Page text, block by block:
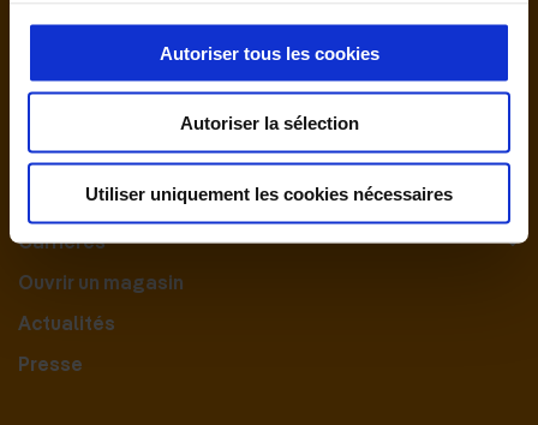
Autoriser tous les cookies
Autoriser la sélection
Utiliser uniquement les cookies nécessaires
Nous contacter
Le Groupement
Nos engagements
Carrières
Ouvrir un magasin
Actualités
Presse